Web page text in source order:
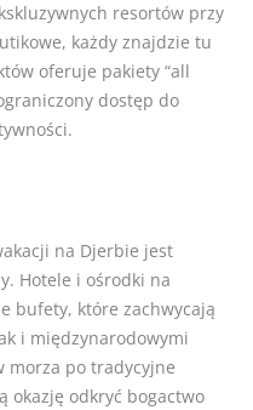
resortów przy
każdy znajdzie tu
oferuje pakiety “all
dostęp do
na Djerbie jest
Hotele i ośrodki na
bufety, które zachwycają
i międzynarodowymi
morza po tradycyjne
okazję odkryć bogactwo